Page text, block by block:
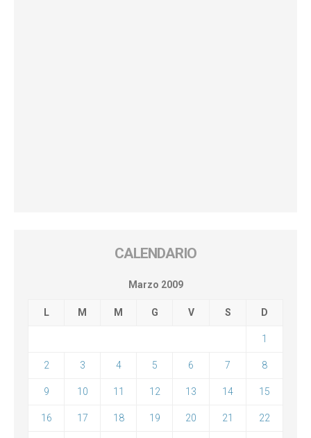
CALENDARIO
Marzo 2009
L M M G V S D
1
2 3 4 5 6 7 8
9 10 11 12 13 14 15
16 17 18 19 20 21 22